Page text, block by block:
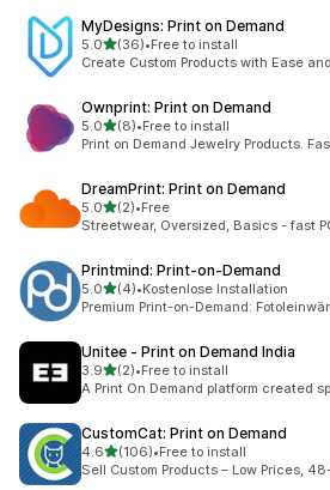
MyDesigns: Print on Demand
5.0별 5개 중
(36)
총 리뷰 36개
•Free to install
Create Custom Products with Ease
Ownprint: Print on Demand
5.0별 5개 중
(8)
총 리뷰 8개
•Free to install
Print on Demand Jewelry Products.
DreamPrint: Print on Demand
5.0별 5개 중
(2)
총 리뷰 2개
•Free
Streetwear, Oversized, Basics - fast
Printmind: Print‑on‑Demand
5.0별 5개 중
(4)
총 리뷰 4개
•Kostenlose Installation
Premium Print-on-Demand:
Unitee ‑ Print on Demand India
3.9별 5개 중
(2)
총 리뷰 2개
•Free to install
A Print On Demand platform created
CustomCat: Print on Demand
4.6별 5개 중
(106)
총 리뷰 106개
•Free to install
Sell Custom Products – Low Prices,